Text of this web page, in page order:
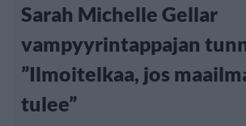
Sarah Michelle Gellar
vampyyrintappajan
”Ilmoitelkaa, jos
tulee”